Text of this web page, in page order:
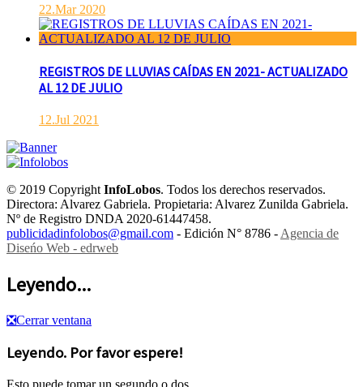
22.Mar 2020
REGISTROS DE LLUVIAS CAÍDAS EN 2021- ACTUALIZADO
AL 12 DE JULIO
12.Jul 2021
© 2019 CopyrightInfoLobos. Todos los derechos reservados.
Directora: Alvarez Gabriela. Propietaria: Alvarez Zunilda Gabriela.
Nº de Registro DNDA 2020-61447458.
publicidadinfolobos@gmail.com - Edición N° 8786 -Agencia de
Diseńo Web - edrweb
Leyendo...
❎Cerrar ventana
Leyendo. Por favor espere!
Esto puede tomar un segundo o dos.